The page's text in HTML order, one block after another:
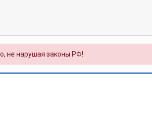
не нарушая законы РФ!